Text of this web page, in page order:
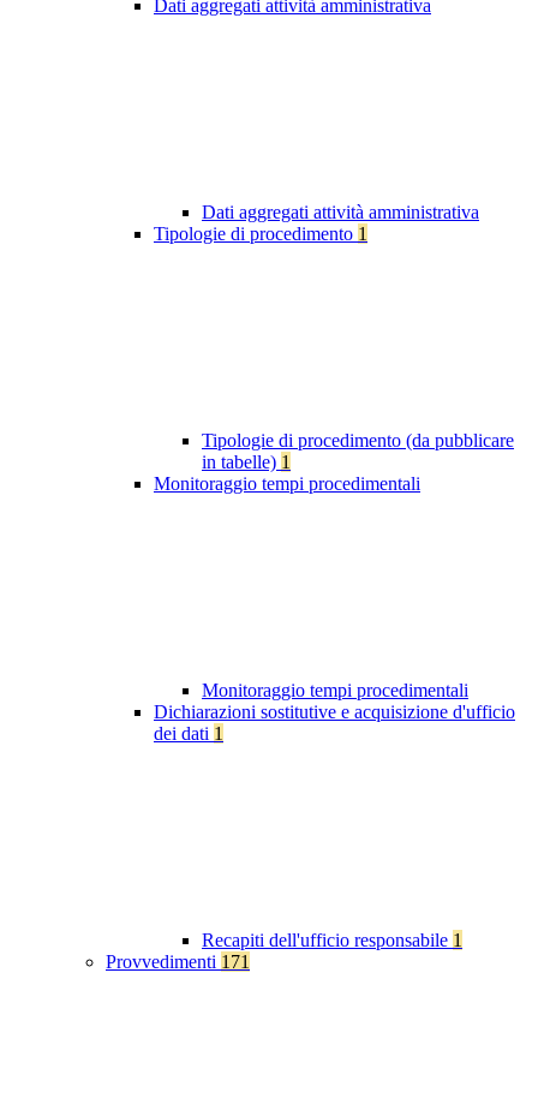
Dati aggregati attività amministrativa
Dati aggregati attività amministrativa
Tipologie di procedimento 1
Tipologie di procedimento (da pubblicare
in tabelle) 1
Monitoraggio tempi procedimentali
Monitoraggio tempi procedimentali
Dichiarazioni sostitutive e acquisizione d'ufficio
dei dati 1
Recapiti dell'ufficio responsabile 1
Provvedimenti 171